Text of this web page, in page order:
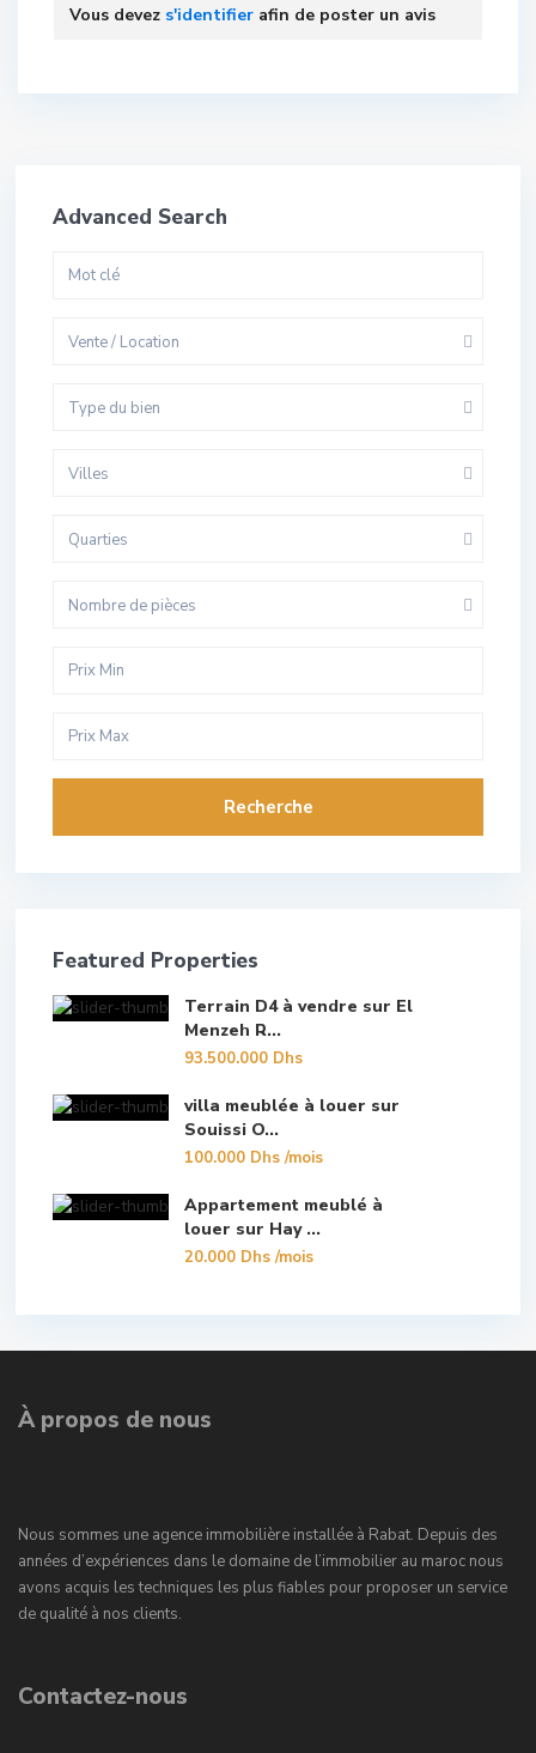
Vous devez s'identifier afin de poster un avis
Advanced Search
Vente / Location
Type du bien
Villes
Quarties
Nombre de pièces
Recherche
Featured Properties
Terrain D4 à vendre sur El
Menzeh R...
93.500.000 Dhs
villa meublée à louer sur
Souissi O...
100.000 Dhs/mois
Appartement meublé à
louer sur Hay ...
20.000 Dhs/mois
À propos de nous
Nous sommes une agence immobilière installée à Rabat. Depuis des
années d’expériences dans le domaine de l’immobilier au maroc nous
avons acquis les techniques les plus fiables pour proposer un service
de qualité à nos clients.
Contactez-nous